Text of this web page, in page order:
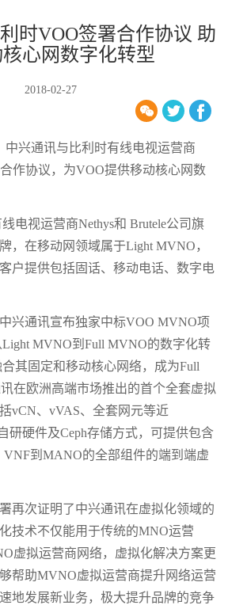
时VOO签署合作协议 助
心网数字化转型
2018-02-27
中兴通讯与比利时有线电视运营商
作协议，为VOO提供移动核心网数
电视运营商Nethys和 Brutele公司旗
，在移动网领域属于Light MVNO，
户提供包括固话、移动电话、数字电
兴通讯宣布独家中标VOO MVNO项
MVNO到Full MVNO的数字化转
其固定和移动核心网络，成为Full
在欧洲高端市场推出的首个全套虚拟
vCN、vVAS、全套网元等近
研硬件及Ceph存储方式，可提供包含
到MANO的全部组件的端到端虚
再次证明了中兴通讯在虚拟化领域的
技术不仅能用于传统的MNO运营
虚拟运营商网络，虚拟化解决方案更
帮助MVNO虚拟运营商提升网络运营
地发展新业务，极大提升品牌的竞争